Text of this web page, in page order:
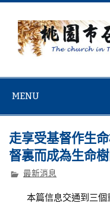
Skip
content
MENU
走享受基督作生
督裏而成為生命
最新消息
本篇信息交通到三個